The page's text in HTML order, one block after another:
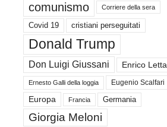
comunismo Corriere della sera
Covid 19 cristiani perseguitati
Donald Trump
Don Luigi Giussani Enrico Letta
Ernesto Galli della loggia Eugenio Scalfari
Europa Francia Germania
Giorgia Meloni